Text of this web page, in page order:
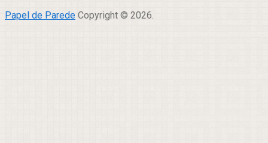
Papel de Parede Copyright © 2026.